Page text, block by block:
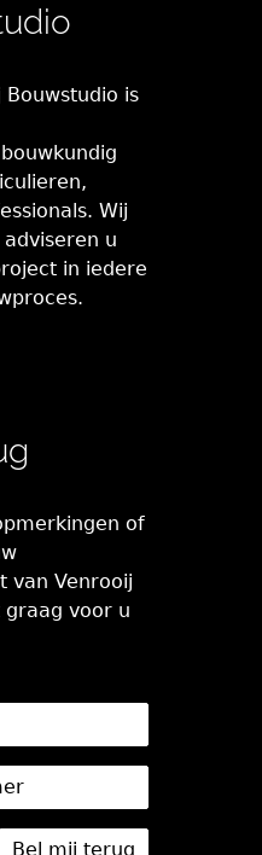
is
Wij
u
in iedere
of
van Venrooij
graag voor u